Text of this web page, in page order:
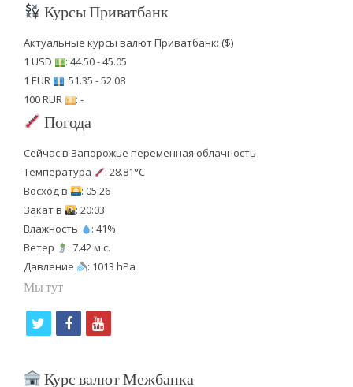
Курсы Приватбанк
Актуальные курсы валют Приватбанк: ($)
1 USD
: 44.50 - 45.05
1 EUR
: 51.35 - 52.08
100 RUR
: -
Погода
Сейчас в Запорожье переменная облачность
Температура
: 28.81°C
Восход в
: 05:26
Закат в
: 20:03
Влажность
: 41%
Ветер
: 7.42 м.с.
Давление
: 1013 hPa
Мы тут
i
f
c
y
u
Курс валют Межбанка